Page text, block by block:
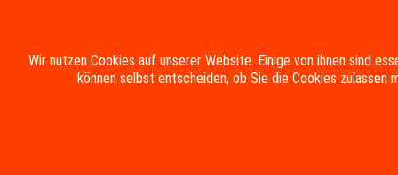
HOME DIE GEMEINDE RATHAUS &
Wir nutzen Cookies auf unserer Website. Einige von ihnen sind
können selbst entscheiden, ob Sie die Cookies